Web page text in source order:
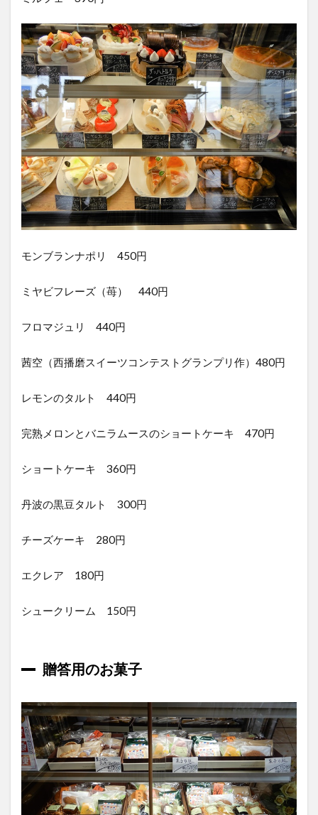
モンブランナポリ 450円
ミヤビフレーズ（苺） 440円
フロマジュリ 440円
茜空（西播磨スイーツコンテストグランプリ作）480円
レモンのタルト 440円
完熟メロンとバニラムースのショートケーキ 470円
ショートケーキ 360円
丹波の黒豆タルト 300円
チーズケーキ 280円
エクレア 180円
シュークリーム 150円
贈答用のお菓子